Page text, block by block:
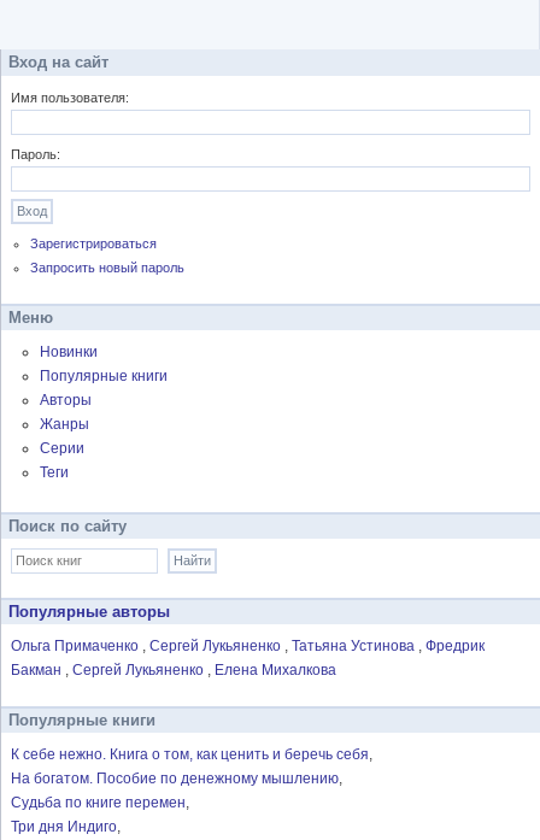
Вход на сайт
Имя пользователя:
Пароль:
Зарегистрироваться
Запросить новый пароль
Меню
Новинки
Популярные книги
Авторы
Жанры
Серии
Теги
Поиск по сайту
Популярные авторы
Ольга Примаченко Сергей Лукьяненко Татьяна Устинова
Фредрик
Бакман
Сергей Лукьяненко Елена Михалкова
Популярные книги
К себе нежно. Книга о том, как ценить и беречь себя
На богатом. Пособие по денежному мышлению
Судьба по книге перемен
Три дня Индиго